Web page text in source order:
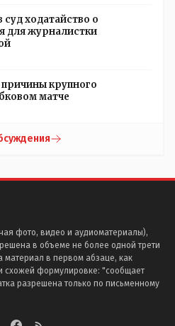
ходатайство о
для журналистки
крупного
матче
фото, видео и аудиоматериалы),
в объеме не более одной трети
материал в первом абзаце, как
схожей формулировке: "сообщает
разрешена только по письменному